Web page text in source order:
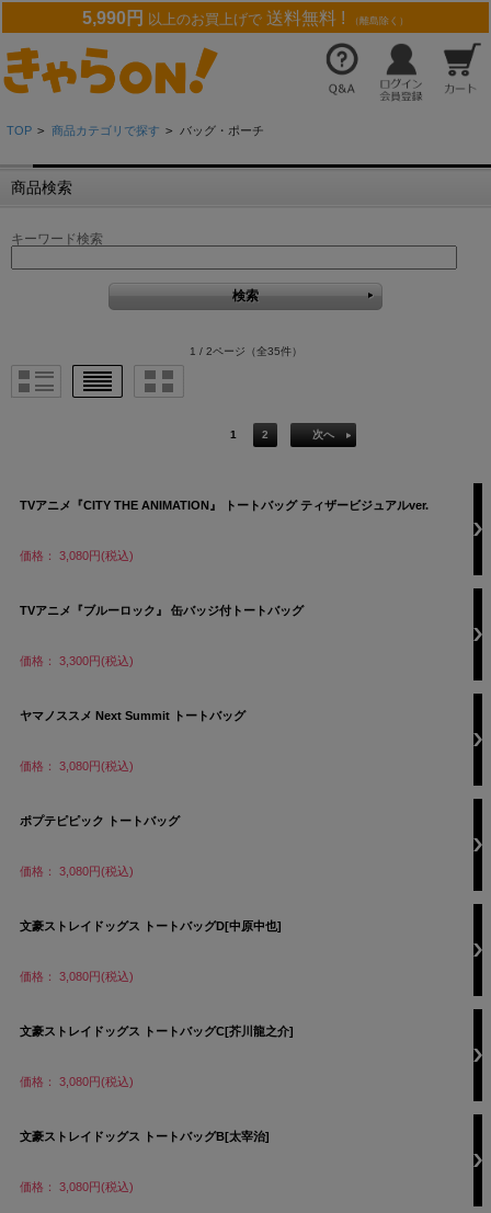
5,990円 以上のお買上げで 送料無料 ! （離島除く）
TOP > 商品カテゴリで探す > バッグ・ポーチ
商品検索
キーワード検索
1 / 2ページ （全35件）
1 2 次へ
TVアニメ『CITY THE ANIMATION』 トートバッグ ティザービジュアルver.
価格： 3,080円(税込)
TVアニメ『ブルーロック』 缶バッジ付トートバッグ
価格： 3,300円(税込)
ヤマノススメ Next Summit トートバッグ
価格： 3,080円(税込)
ポプテピピック トートバッグ
価格： 3,080円(税込)
文豪ストレイドッグス トートバッグD[中原中也]
価格： 3,080円(税込)
文豪ストレイドッグス トートバッグC[芥川龍之介]
価格： 3,080円(税込)
文豪ストレイドッグス トートバッグB[太宰治]
価格： 3,080円(税込)